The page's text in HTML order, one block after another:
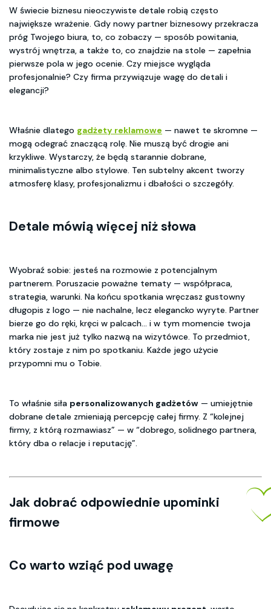
W świecie biznesu nieoczywiste detale robią często
największe wrażenie. Gdy nowy partner biznesowy przekracza
próg Twojego biura, to, co zobaczy — sposób powitania,
wystrój wnętrza, a także to, co znajdzie na stole — zapełnia
pierwsze pola w jego ocenie. Czy miejsce wygląda
profesjonalnie? Czy firma przywiązuje wagę do detali i
elegancji?
Właśnie dlatego gadżety reklamowe — nawet te skromne —
mogą odegrać znaczącą rolę. Nie muszą być drogie ani
krzykliwe. Wystarczy, że będą starannie dobrane,
minimalistyczne albo stylowe. Ten subtelny akcent tworzy
atmosferę klasy, profesjonalizmu i dbałości o szczegóły.
Detale mówią więcej niż słowa
Wyobraź sobie: jesteś na rozmowie z potencjalnym
partnerem. Poruszacie poważne tematy — współpraca,
strategia, warunki. Na końcu spotkania wręczasz gustowny
długopis z logo — nie nachalne, lecz elegancko wyryte. Partner
bierze go do ręki, kręci w palcach… i w tym momencie twoja
marka nie jest już tylko nazwą na wizytówce. To przedmiot,
który zostaje z nim po spotkaniu. Każde jego użycie
przypomni mu o Tobie.
To właśnie siła personalizowanych gadżetów — umiejętnie
dobrane detale zmieniają percepcję całej firmy. Z “kolejnej
firmy, z którą rozmawiasz” — w “dobrego, solidnego partnera,
który dba o relacje i reputację”.
Jak dobrać odpowiednie upominki
firmowe
Co warto wziąć pod uwagę